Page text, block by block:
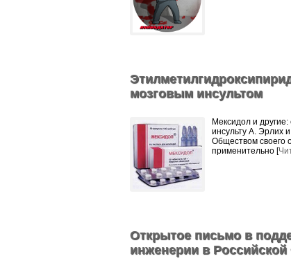
мозговым инсультом
Мексидол и
инсульту А. Эрлих
Обществом своего
применительно [
Открытое письмо в
инженерии в